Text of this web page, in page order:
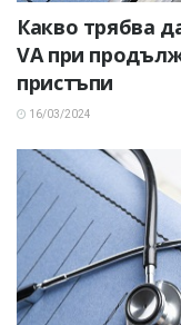
Какво трябва
VA при
пристъпи
16/03/2024